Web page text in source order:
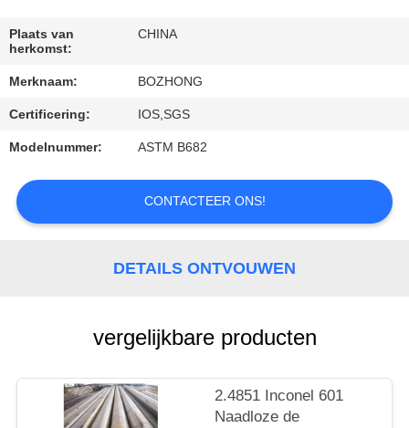
ONS
VERZOEK
OM
EEN
CITAAT
Plaats van
herkomst:
CHINA
Merknaam: BOZHONG
Certificering: IOS,SGS
Modelnummer: ASTM B682
CONTACTEER ONS!
DETAILS ONTVOUWEN
vergelijkbare producten
2.4851 Inconel 601
Naadloze de